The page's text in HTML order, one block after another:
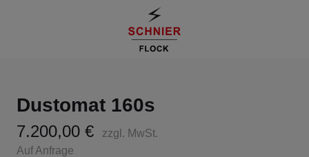
Dustomat 160s
7.200,00 €
zzgl. MwSt.
Auf Anfrage